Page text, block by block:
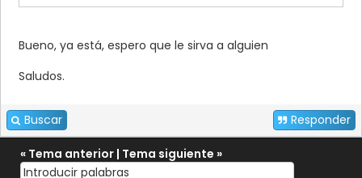
Bueno, ya está, espero que le sirva a alguien
Saludos.
Buscar Responder
« Tema anterior | Tema siguiente »